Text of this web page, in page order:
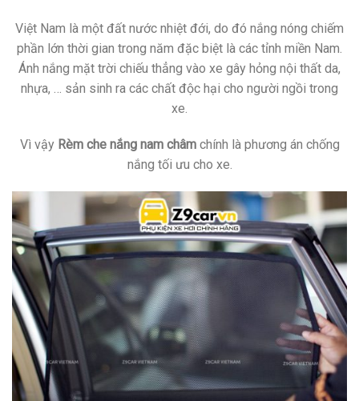
Việt Nam là một đất nước nhiệt đới, do đó nắng nóng chiếm
phần lớn thời gian trong năm đặc biệt là các tỉnh miền Nam.
Ánh nắng mặt trời chiếu thẳng vào xe gây hỏng nội thất da,
nhựa, … sản sinh ra các chất độc hại cho người ngồi trong
xe.
Vì vậy Rèm che nắng nam châmchính là phương án chống
nắng tối ưu cho xe.